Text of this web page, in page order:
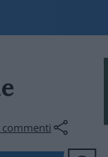
commenti